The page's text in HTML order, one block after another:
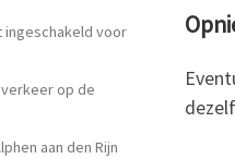
ingeschakeld voor
op de
aan den Rijn